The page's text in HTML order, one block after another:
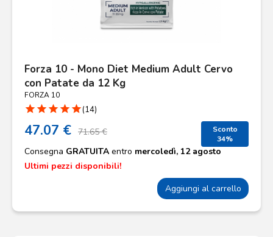
Forza 10 - Mono Diet Medium Adult Cervo
con Patate da 12 Kg
FORZA 10
star star star star star(14)
47.07 € 71.65 €
Sconto
34%
Consegna GRATUITA entro mercoledì, 12 agosto
Ultimi pezzi disponibili!
Aggiungi al carrello